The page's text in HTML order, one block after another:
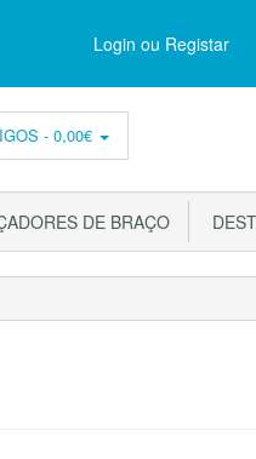
Login ou Registar
-0,00€
DE BRAÇO